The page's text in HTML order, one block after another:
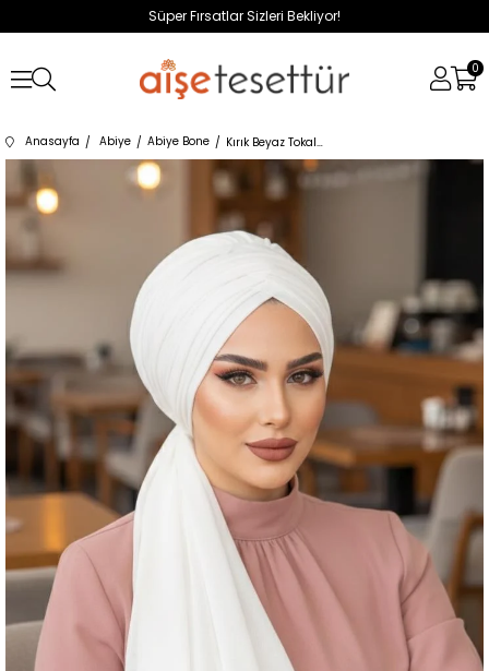
Süper Fırsatlar Sizleri Bekliyor!
0
Anasayfa Abiye Abiye Bone Kırık Beyaz Tokalı Abiye Bone Şal / Hazır Duvak